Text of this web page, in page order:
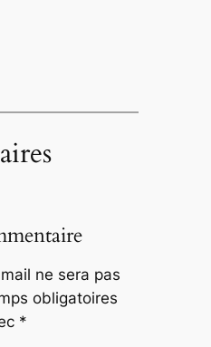
ne sera pas
obligatoires
*